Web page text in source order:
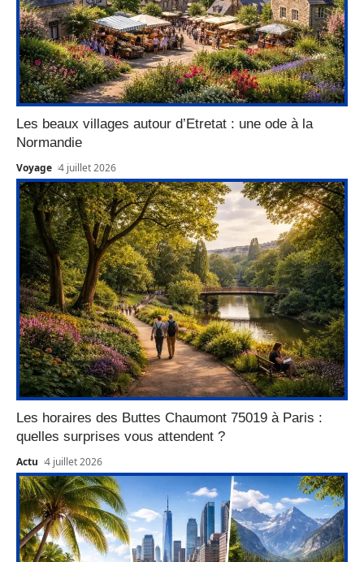
Les beaux villages autour d’Etretat : une ode à la
Normandie
Voyage 4 juillet 2026
Les horaires des Buttes Chaumont 75019 à Paris :
quelles surprises vous attendent ?
Actu 4 juillet 2026